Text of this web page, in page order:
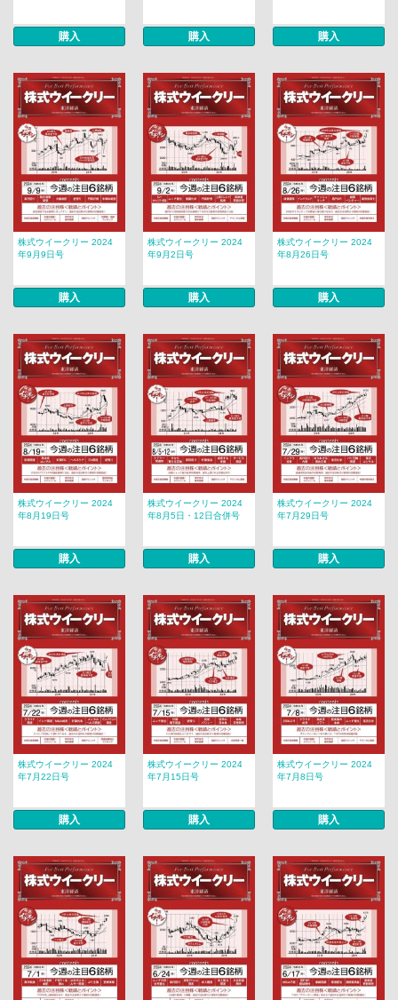
購入 購入 購入
株式ウイークリー 2024
年9月9日号
購入
株式ウイークリー 2024
年9月2日号
購入
株式ウイークリー 2024
年8月26日号
購入
株式ウイークリー 2024
年8月19日号
購入
株式ウイークリー 2024
年8月5日・12日合併号
購入
株式ウイークリー 2024
年7月29日号
購入
株式ウイークリー 2024
年7月22日号
購入
株式ウイークリー 2024
年7月15日号
購入
株式ウイークリー 2024
年7月8日号
購入